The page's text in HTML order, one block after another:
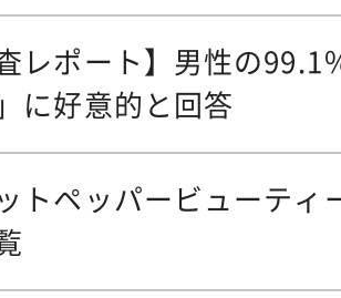
査レポート】男性の
に好意的と回答
ットペッパービューテ